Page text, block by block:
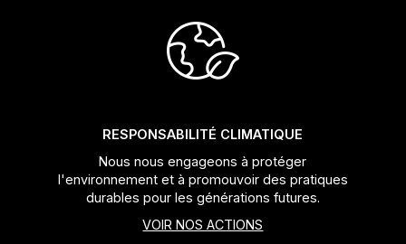
RESPONSABILITÉ CLIMATIQUE
Nous nous engageons à protéger
l'environnement et à promouvoir des pratiques
durables pour les générations futures.
VOIR NOS ACTIONS
Guide Chaine